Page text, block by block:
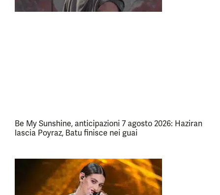
Be My Sunshine, anticipazioni 7 agosto 2026: Haziran
lascia Poyraz, Batu finisce nei guai